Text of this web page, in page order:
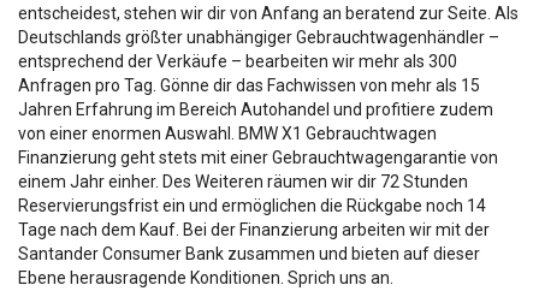
entscheidest, stehen wir dir von Anfang an beratend zur Seite. Als
Deutschlands größter unabhängiger Gebrauchtwagenhändler –
entsprechend der Verkäufe – bearbeiten wir mehr als 300
Anfragen pro Tag. Gönne dir das Fachwissen von mehr als 15
Jahren Erfahrung im Bereich Autohandel und profitiere zudem
von einer enormen Auswahl. BMW X1 Gebrauchtwagen
Finanzierung geht stets mit einer Gebrauchtwagengarantie von
einem Jahr einher. Des Weiteren räumen wir dir 72 Stunden
Reservierungsfrist ein und ermöglichen die Rückgabe noch 14
Tage nach dem Kauf. Bei der Finanzierung arbeiten wir mit der
Santander Consumer Bank zusammen und bieten auf dieser
Ebene herausragende Konditionen. Sprich uns an.